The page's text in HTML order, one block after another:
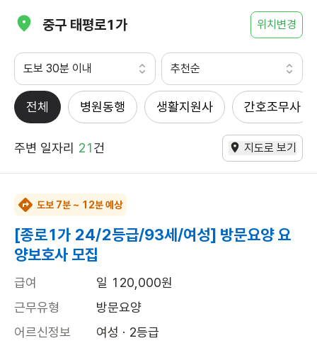
중구 태평로1가 위치변경
도보 30분 이내 추천순
전체 병원동행 생활지원사 간호조무사
주변 일자리 21건 지도로 보기
도보 7분 ~ 12분 예상
[종로1가 24/2등급/93세/여성] 방문요양 요
양보호사 모집
급여
일 120,000원
근무유형
방문요양
어르신정보
여성 · 2등급